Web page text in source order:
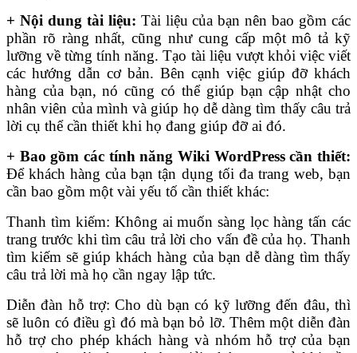
+ Nội dung tài liệu: Tài liệu của bạn nên bao gồm các
phần rõ ràng nhất, cũng như cung cấp một mô tả kỹ
lưỡng về từng tính năng. Tạo tài liệu vượt khỏi việc viết
các hướng dẫn cơ bản. Bên cạnh việc giúp đỡ khách
hàng của bạn, nó cũng có thể giúp bạn cập nhật cho
nhân viên của mình và giúp họ dễ dàng tìm thấy câu trả
lời cụ thể cần thiết khi họ đang giúp đỡ ai đó.
+ Bao gồm các tính năng Wiki WordPress cần thiết:
Để khách hàng của bạn tận dụng tối đa trang web, bạn
cần bao gồm một vài yếu tố cần thiết khác:
Thanh tìm kiếm: Không ai muốn sàng lọc hàng tấn các
trang trước khi tìm câu trả lời cho vấn đề của họ. Thanh
tìm kiếm sẽ giúp khách hàng của bạn dễ dàng tìm thấy
câu trả lời mà họ cần ngay lập tức.
Diễn đàn hỗ trợ: Cho dù bạn có kỹ lưỡng đến đâu, thì
sẽ luôn có điều gì đó mà bạn bỏ lỡ. Thêm một diễn đàn
hỗ trợ cho phép khách hàng và nhóm hỗ trợ của bạn